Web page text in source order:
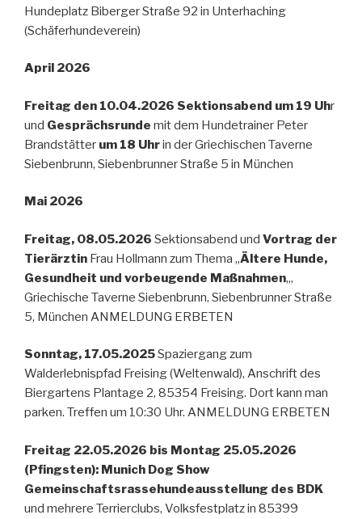
Hundeplatz Biberger Straße 92 in Unterhaching
(Schäferhundeverein)
April 2026
Freitag den 10.04.2026 Sektionsabend um 19 Uhr
und Gesprächsrunde mit dem Hundetrainer Peter
Brandstätter um 18 Uhrin der Griechischen Taverne
Siebenbrunn, Siebenbrunner Straße 5 in München
Mai 2026
Freitag, 08.05.2026 Sektionsabend und Vortrag der
Tierärztin Frau Hollmann zum Thema „Ältere Hunde,
Gesundheit und vorbeugende Maßnahmen„,
Griechische Taverne Siebenbrunn, Siebenbrunner Straße
5, München ANMELDUNG ERBETEN
Sonntag, 17.05.2025Spaziergang zum
Walderlebnispfad Freising (Weltenwald), Anschrift des
Biergartens Plantage 2, 85354 Freising. Dort kann man
parken. Treffen um 10:30 Uhr. ANMELDUNG ERBETEN
Freitag 22.05.2026 bis Montag 25.05.2026
(Pfingsten): Munich Dog Show
Gemeinschaftsrassehundeausstellung des BDK
und mehrere Terrierclubs, Volksfestplatz in 85399